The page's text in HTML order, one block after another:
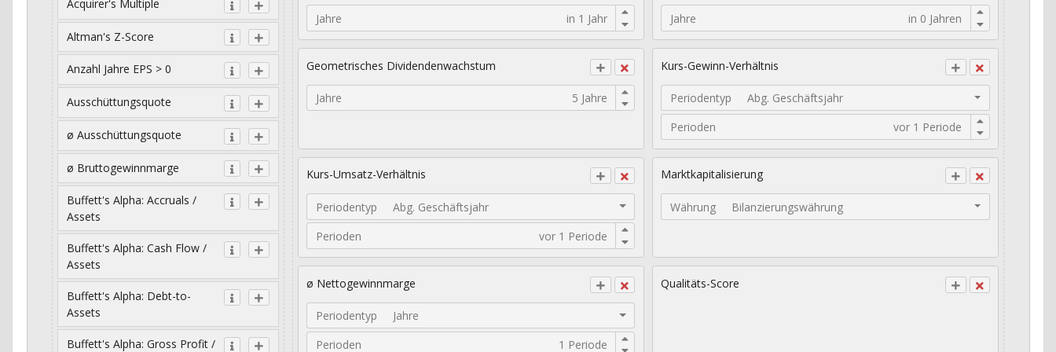
Acquirer's Multiple
Altman's Z-Score
Anzahl Jahre EPS > 0
Ausschüttungsquote
ø Ausschüttungsquote
ø Bruttogewinnmarge
Buffett's Alpha: Accruals /
Assets
Buffett's Alpha: Cash Flow /
Assets
Buffett's Alpha: Debt-to-
Assets
Buffett's Alpha: Gross Profit /
Jahre Jahre
Geometrisches Dividendenwachstum
Jahre
Kurs-Gewinn-Verhältnis
Periodentyp
Abg. Geschäftsjahr
Perioden
Kurs-Umsatz-Verhältnis
Periodentyp
Abg. Geschäftsjahr
Perioden
Marktkapitalisierung
Währung Bilanzierungswährung
ø Nettogewinnmarge
Periodentyp
Jahre
Perioden
Qualitäts-Score